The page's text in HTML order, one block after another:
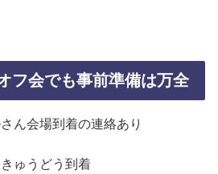
フ会でも事前準備は万全
ん会場到着の連絡あり
ゅうどう到着